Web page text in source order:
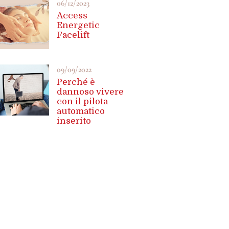
06/12/2023
Access
Energetic
Facelift
09/09/2022
Perché è
dannoso vivere
con il pilota
automatico
inserito